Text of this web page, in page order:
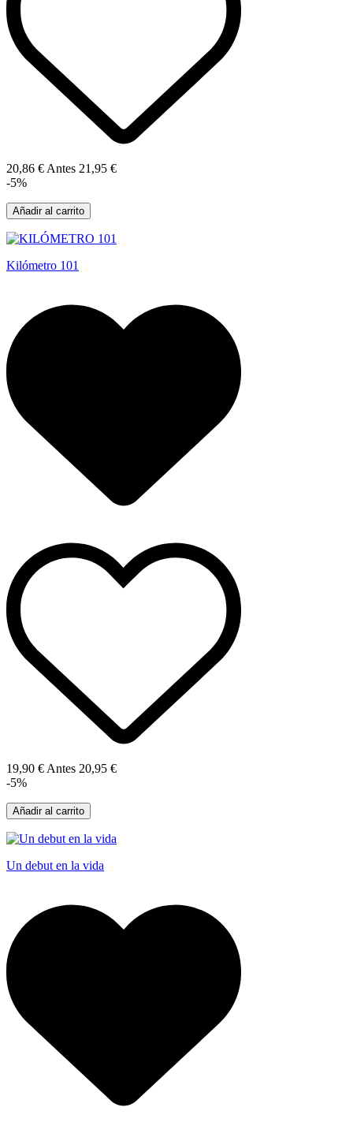
20,86 €Antes 21,95 €
-5%
Añadir al carrito
Kilómetro 101
19,90 €Antes 20,95 €
-5%
Añadir al carrito
Un debut en la vida